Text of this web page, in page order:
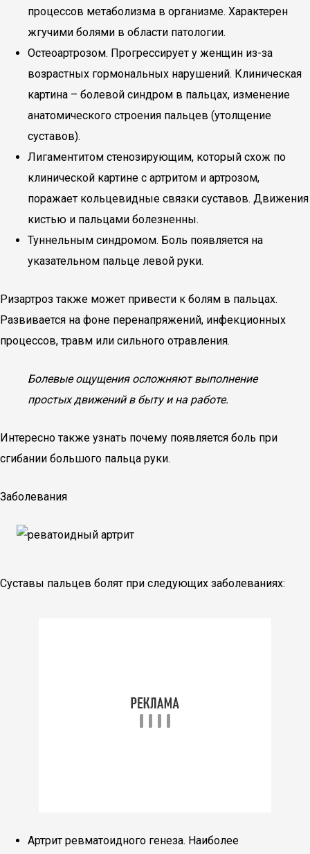
процессов метаболизма в организме. Характерен
жгучими болями в области патологии.
Остеоартрозом. Прогрессирует у женщин из-за
возрастных гормональных нарушений. Клиническая
картина – болевой синдром в пальцах, изменение
анатомического строения пальцев (утолщение
суставов).
Лигаментитом стенозирующим, который схож по
клинической картине с артритом и артрозом,
поражает кольцевидные связки суставов. Движения
кистью и пальцами болезненны.
Туннельным синдромом. Боль появляется на
указательном пальце левой руки.
Ризартроз также может привести к болям в пальцах.
Развивается на фоне перенапряжений, инфекционных
процессов, травм или сильного отравления.
Болевые ощущения осложняют выполнение
простых движений в быту и на работе.
Интересно также узнать почему появляется боль при
сгибании большого пальца руки.
Заболевания
Суставы пальцев болят при следующих заболеваниях:
Артрит ревматоидного генеза. Наиболее